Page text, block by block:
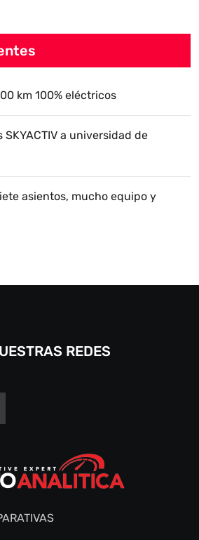
km 100% eléctricos
a universidad de
asientos, mucho equipo y
REDES